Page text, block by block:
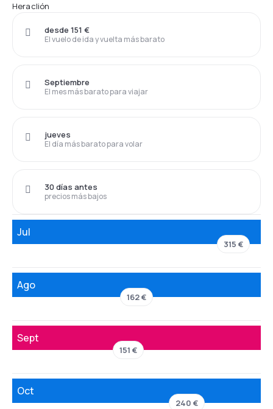
Heraclión
El vuelo de ida y vuelta más barato
desde 151 €
El mes más barato para viajar
Septiembre
El día más barato para volar
jueves
precios más bajos
30 días antes
Jul
315 €
Ago
162 €
Sept
151 €
Oct
240 €